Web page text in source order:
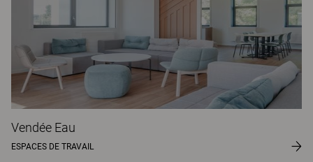
Vendée Eau
ESPACES DE TRAVAIL